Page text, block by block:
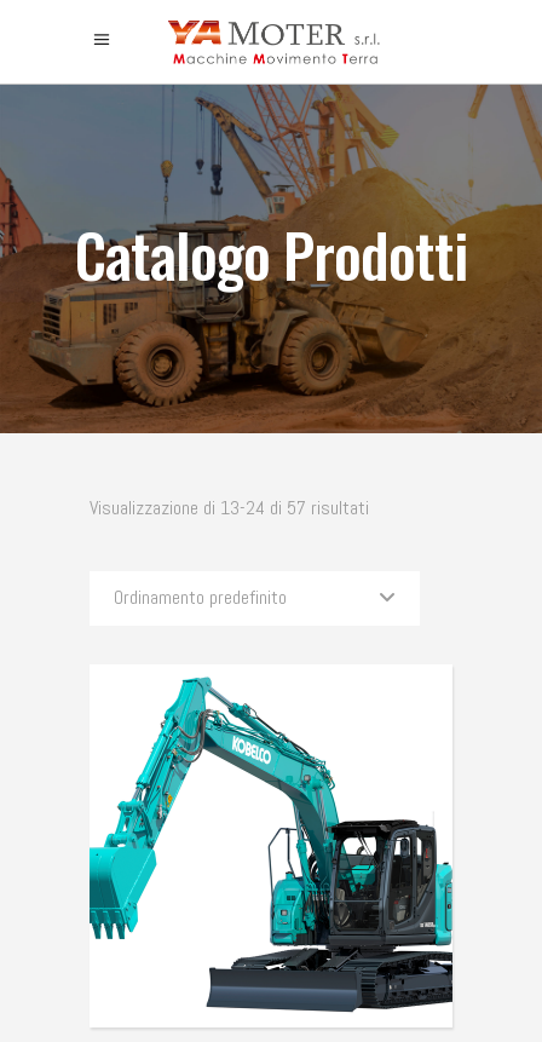
Catalogo Prodotti
Visualizzazione di 13-24 di 57 risultati
Ordinamento predefinito